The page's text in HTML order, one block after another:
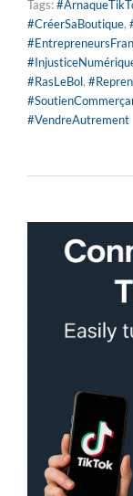
Tags:
#CréerSaBoutique,
#RasLeBol,
#VendreAutrement